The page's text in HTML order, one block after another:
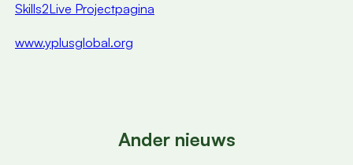
Skills2Live Projectpagina
www.yplusglobal.org
Ander nieuws